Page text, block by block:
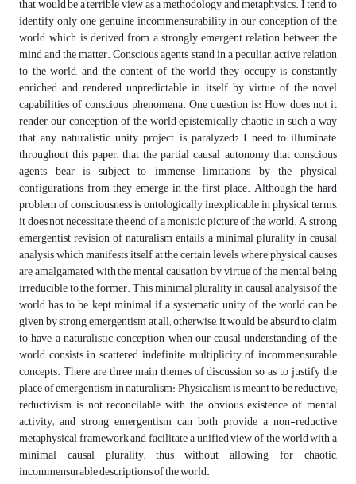
that would be a terrible view as a methodology and metaphysics. I tend to
identify only one genuine incommensurability in our conception of the
world, which is derived from a strongly emergent relation between the
mind and the matter. Conscious agents stand in a peculiar, active relation
to the world, and the content of the world they occupy is constantly
enriched and rendered unpredictable in itself by virtue of the novel
capabilities of conscious phenomena. One question is: How does not it
render our conception of the world epistemically chaotic in such a way
that any naturalistic unity project is paralyzed? I need to illuminate,
throughout this paper, that the partial causal autonomy that conscious
agents bear is subject to immense limitations by the physical
configurations from they emerge in the first place. Although the hard
problem of consciousness is ontologically inexplicable in physical terms,
it does not necessitate the end of a monistic picture of the world. A strong
emergentist revision of naturalism entails a minimal plurality in causal
analysis which manifests itself at the certain levels where physical causes
are amalgamated with the mental causation, by virtue of the mental being
irreducible to the former. This minimal plurality in causal analysis of the
world has to be kept minimal if a systematic unity of the world can be
given by strong emergentism at all; otherwise, it would be absurd to claim
to have a naturalistic conception when our causal understanding of the
world consists in scattered indefinite multiplicity of incommensurable
concepts. There are three main themes of discussion so as to justify the
place of emergentism in naturalism: Physicalism is meant to be reductive;
reductivism is not reconcilable with the obvious existence of mental
activity; and strong emergentism can both provide a non-reductive
metaphysical framework and facilitate a unified view of the world with a
minimal causal plurality, thus without allowing for chaotic,
incommensurable descriptions of the world.